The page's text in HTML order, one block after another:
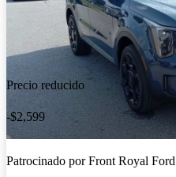
Precio reducido
-$2,599
Patrocinado porFront Royal Ford